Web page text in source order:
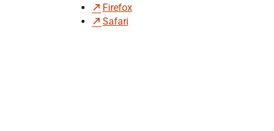
Firefox
Safari